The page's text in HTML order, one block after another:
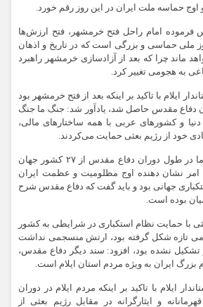
حماسه ملت ایران در این روز رقم خورد.
فرموده امام راحل فتح خرمشهر، فتح ارزش‌ها
ملی حماسی و بزرگی است که در تاریخ و اذهان
ماند چرا که بعد از آزادسازی خرمشهر راهبرد
به هجومی تغییر کرد.
ایلام با تاکید بر اینکه بعد از فتح خرمشهر بود
دفاع مقدس حاصل شد، یادآور شد: جنگ ما جنگ
و کشورهای عربی با همه ساختارهای مالی،
خود از رژیم بعثی حمایت می‌کردند.
نوذری با اشاره به اینکه ما در طول دوران دفاع مقدس از ۲۷ کشور جهان
امر نشان دهنده اوج مظلومیت و عظمت ایران
جهانی بود و باید گفت که دفاع مقدس شرح
بوده است.
با حمایت نظام استکباری در شرایطی به کشور
تازه شکل گرفته بود، ارتش منسجمی نداشت
نشده بود، افزود: سند دیگر دفاع مقدس،
ایران به ویژه مردم استان ایلام است.
ایلام با تاکید بر اینکه مردم ایلام در دوران
و ایثارگرانه در مقابل رژیم بعثی از